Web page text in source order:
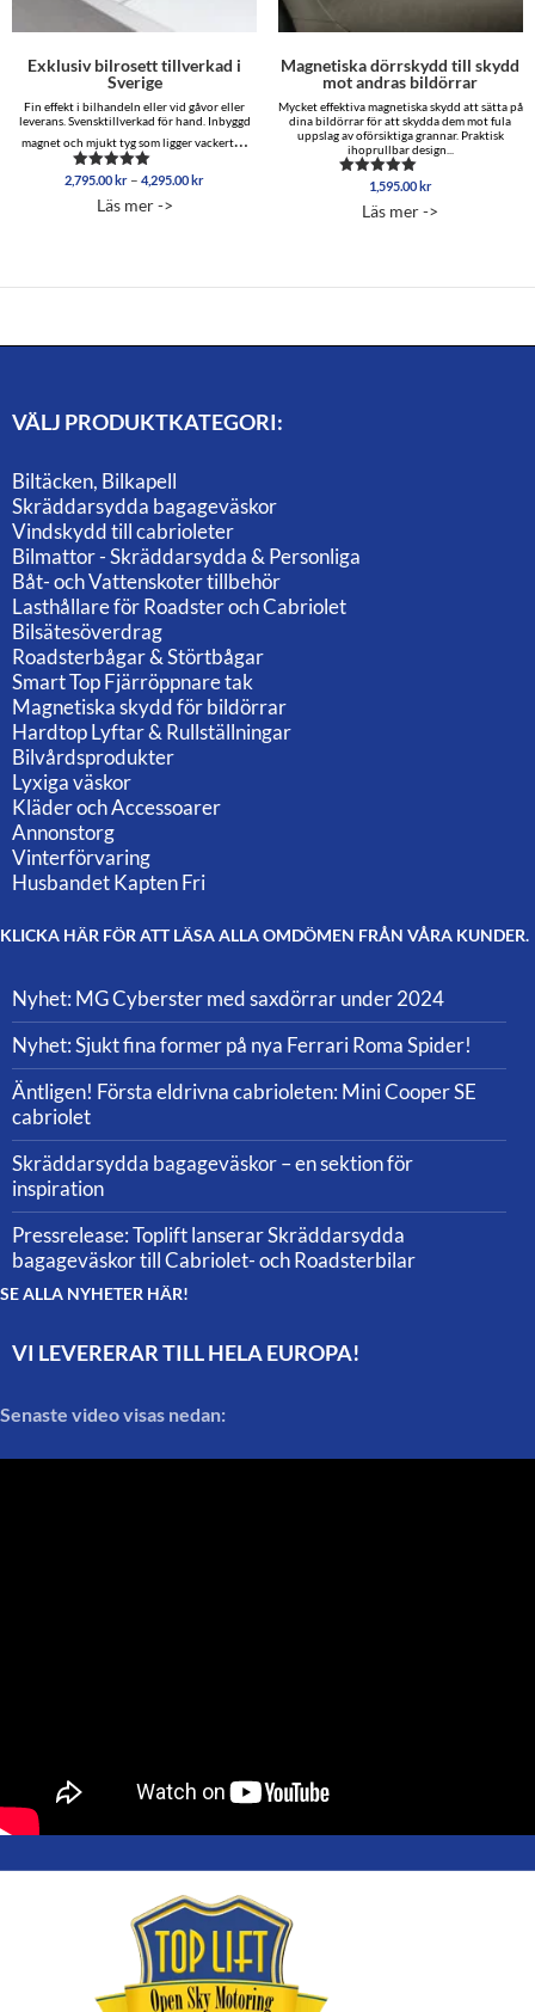
Exklusiv bilrosett tillverkad i
Sverige
Fin effekt i bilhandeln eller vid gåvor eller
leverans. Svensktillverkad för hand. Inbyggd
magnet och mjukt tyg som ligger vackert…
Betygsatt
av 5
2,795.00kr – 4,295.00krPrisintervall:
Läs mer ->
Magnetiska dörrskydd till skydd
mot andras bildörrar
Mycket effektiva magnetiska skydd att sätta på
dina bildörrar för att skydda dem mot fula
uppslag av oförsiktiga grannar. Praktisk
ihoprullbar design...
Betygsatt
av 5
1,595.00kr
Läs mer ->
VÄLJ PRODUKTKATEGORI:
Biltäcken, Bilkapell
Skräddarsydda bagageväskor
Vindskydd till cabrioleter
Bilmattor - Skräddarsydda & Personliga
Båt- och Vattenskoter tillbehör
Lasthållare för Roadster och Cabriolet
Bilsätesöverdrag
Roadsterbågar & Störtbågar
Smart Top Fjärröppnare tak
Magnetiska skydd för bildörrar
Hardtop Lyftar & Rullställningar
Bilvårdsprodukter
Lyxiga väskor
Kläder och Accessoarer
Annonstorg
Vinterförvaring
Husbandet Kapten Fri
KLICKA HÄR FÖR ATT LÄSA ALLA OMDÖMEN FRÅN VÅRA KUNDER.
Nyhet: MG Cyberster med saxdörrar under 2024
Nyhet: Sjukt fina former på nya Ferrari Roma Spider!
Äntligen! Första eldrivna cabrioleten: Mini Cooper SE
cabriolet
Skräddarsydda bagageväskor – en sektion för
inspiration
Pressrelease: Toplift lanserar Skräddarsydda
bagageväskor till Cabriolet- och Roadsterbilar
SE ALLA NYHETER HÄR!
VI LEVERERAR TILL HELA EUROPA!
Senaste video visas nedan: